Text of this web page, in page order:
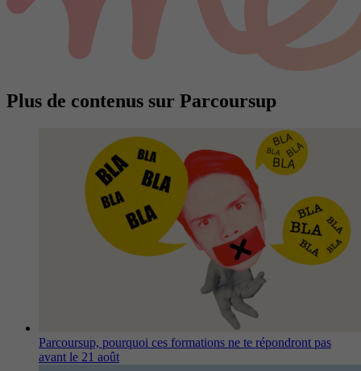
Plus de contenus sur Parcoursup
Parcoursup, pourquoi ces formations ne te répondront pas
avant le 21 août